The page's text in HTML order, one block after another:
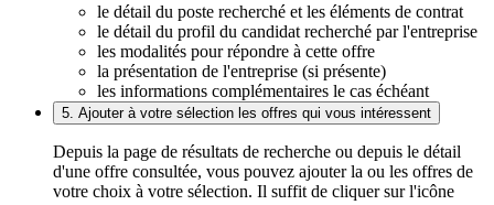
le détail du poste recherché et les éléments de contrat
le détail du profil du candidat recherché par l'entreprise
les modalités pour répondre à cette offre
la présentation de l'entreprise (si présente)
les informations complémentaires le cas échéant
5. Ajouter à votre sélection les offres qui vous intéressent
Depuis la page de résultats de recherche ou depuis le détail
d'une offre consultée, vous pouvez ajouter la ou les offres de
votre choix à votre sélection. Il suffit de cliquer sur l'icône